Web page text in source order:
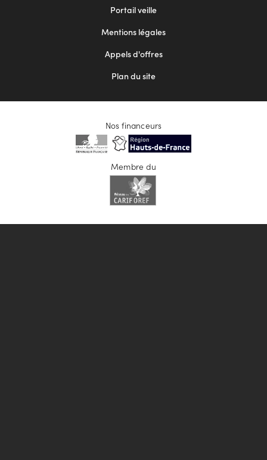
Portail veille
Mentions légales
Appels d'offres
Plan du site
Nos financeurs
Membre du